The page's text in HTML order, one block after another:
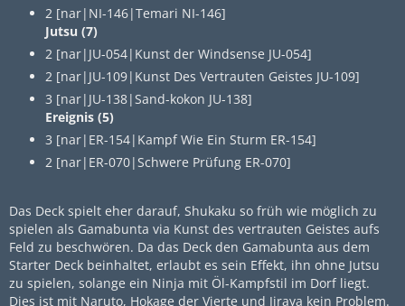
2 [nar|NI-146|Temari NI-146]
Jutsu (7)
2 [nar|JU-054|Kunst der Windsense JU-054]
2 [nar|JU-109|Kunst Des Vertrauten Geistes JU-109]
3 [nar|JU-138|Sand-kokon JU-138]
Ereignis (5)
3 [nar|ER-154|Kampf Wie Ein Sturm ER-154]
2 [nar|ER-070|Schwere Prüfung ER-070]
Das Deck spielt eher darauf, Shukaku so früh wie möglich zu
spielen als Gamabunta via Kunst des vertrauten Geistes aufs
Feld zu beschwören. Da das Deck den Gamabunta aus dem
Starter Deck beinhaltet, erlaubt es sein Effekt, ihn ohne Jutsu
zu spielen, solange ein Ninja mit Öl-Kampfstil im Dorf liegt.
Dies ist mit Naruto, Hokage der Vierte und Jiraya kein Problem.